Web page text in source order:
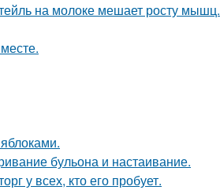
на молоке мешает росту мышц.
бульона и настаивание.
у всех, кто его пробует.